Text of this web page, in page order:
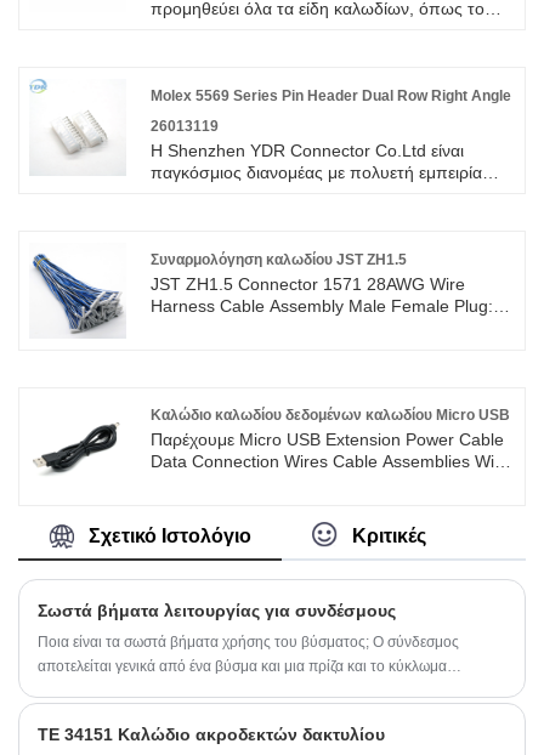
προμηθεύει όλα τα είδη καλωδίων, όπως το
θερμική αγωγιμότητα, μονωτικό στρώμα
χρησιμοποιώντας υλικό PVC, υψηλή ασφάλεια
Molex 5569 Series Pin Header Dual Row Right Angle
26013119
Η Shenzhen YDR Connector Co.Ltd είναι
παγκόσμιος διανομέας με πολυετή εμπειρία
ήρθατε στην έρευνα.
Συναρμολόγηση καλωδίου JST ZH1.5
JST ZH1.5 Connector 1571 28AWG Wire
Harness Cable Assembly Male Female Plug:
χρόνια, καλύπτοντας το μεγαλύτερο μέρος της
αγοράς της Ασίας, της Ευρώπης και της
Αμερικής. Περιμένουμε να γίνουμε ο
Καλώδιο καλωδίου δεδομένων καλωδίου Micro USB
Παρέχουμε Micro USB Extension Power Cable
Data Connection Wires Cable Assemblies Wire
καλωδίωση και την κατασκευή συνδετήρων
πάνω από 10 χρόνια, καλύπτοντας το
γίνουμε ο μακροπρόθεσμος συνεργάτης σας
στην Κίνα.
Σχετικό Ιστολόγιο Κριτικές
Σωστά βήματα λειτουργίας για συνδέσμους
Ποια είναι τα σωστά βήματα χρήσης του βύσματος; Ο σύνδεσμος
αποτελείται γενικά από ένα βύσμα και μια πρίζα και το κύκλωμα
TE 34151 Καλώδιο ακροδεκτών δακτυλίου